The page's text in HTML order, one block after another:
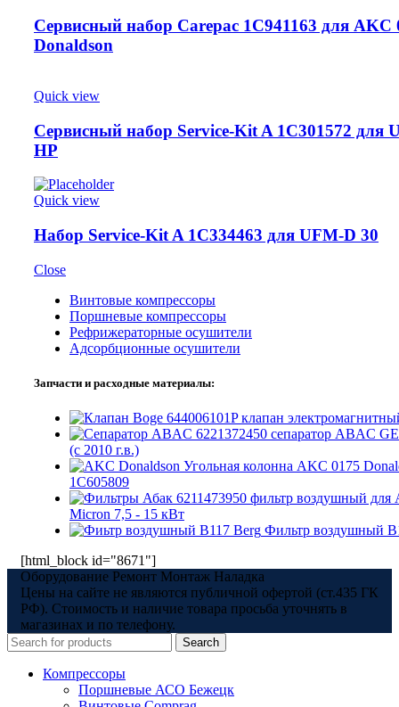
Сервисный набор Carepac 1C941163 для AKC
Donaldson
Quick view
Сервисный набор Service-Kit A 1C301572 для
HP
Quick view
Набор Service-Kit A 1C334463 для UFM-D 30
Close
Винтовые компрессоры
Поршневые компрессоры
Рефрижераторные осушители
Адсорбционные осушители
Запчасти и расходные материалы:
644006101P клапан
6221372450 сепаратор ABAC
(с 2010 г.в.)
Угольная колонна AKC 0175
1C605809
6211473950 фильтр воздушный для
Micron 7,5 - 15 кВт
Фильтр воздушный
[html_block id="8671"]
Оборудование Ремонт Монтаж Наладка
Цены на сайте не являются публичной офертой (ст.435 ГК
РФ). Стоимость и наличие товара просьба уточнять в
магазинах и по телефону.
Search
Компрессоры
Поршневые АСО Бежецк